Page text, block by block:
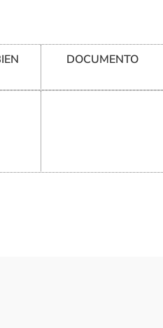
DOCUMENTO